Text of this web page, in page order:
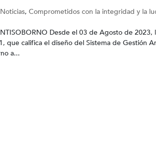
Noticias, Comprometidos con la integridad y la
Desde el 03 de Agosto de 2023,
que califica el diseño del Sistema de Gestión
a...